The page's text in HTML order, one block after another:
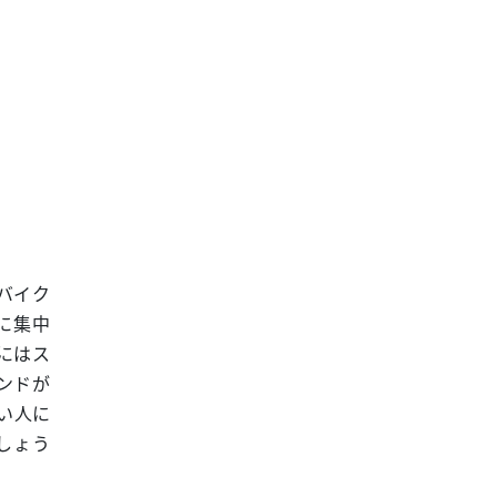
イク
集中
はス
ドが
人に
ょう